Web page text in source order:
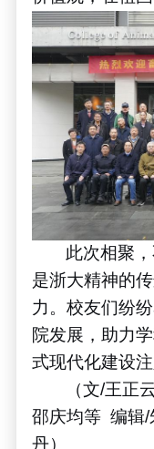
此次相聚
是浙大精神的
力。校友们纷
院发展，助力
式现代化建设
（文/王正
邵庆均等 编辑/
丹）